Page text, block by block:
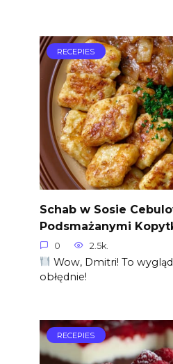
RECEPIES
Schab w Sosie
Podsmażanymi
0 2.5k.
Wow, Dmitri! To
obłędnie!
RECEPIES